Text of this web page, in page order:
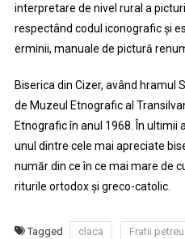
interpretare de nivel rural a
respectând codul iconografic și
erminii, manuale de pictură
Biserica din Cizer, având hramul
de Muzeul Etnografic al
Etnografic în anul 1968. În ultimii
unul dintre cele mai apreciate
număr din ce în ce mai mare de
riturile ortodox și greco-catolic.
Tagged claca Fratii